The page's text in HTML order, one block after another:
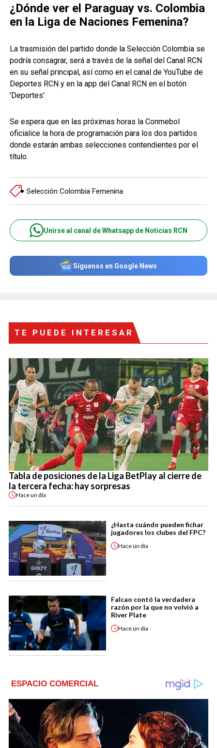
¿Dónde ver el Paraguay vs. Colombia
en la Liga de Naciones Femenina?
La trasmisión del partido donde la Selección Colombia se
podría consagrar, será a través de la señal del Canal RCN
en su señal principal, así como en el canal de YouTube de
Deportes RCN y en la app del Canal RCN en el botón
'Deportes'.
Se espera que en las próximas horas la Conmebol
oficialice la hora de programación para los dos partidos
donde estarán ambas selecciones contendientes por el
título.
Selección Colombia Femenina
Unirse al canal de Whatsapp de Noticias RCN
Síguenos en Google News
TE PUEDE INTERESAR
Tabla de posiciones de la Liga BetPlay al cierre de
la tercera fecha: hay sorpresas
Haceun día
¿Hasta cuándo pueden fichar
jugadores los clubes del FPC?
Haceun día
Falcao contó la verdadera
razón por la que no volvió a
River Plate
Haceun día